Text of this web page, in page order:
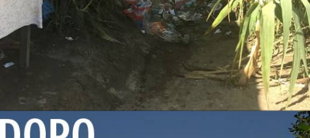
2
0
0
9
2
0
1
0
2